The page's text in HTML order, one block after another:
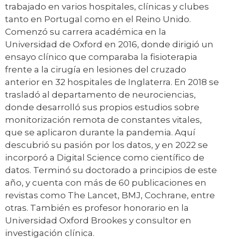
trabajado en varios hospitales, clínicas y clubes
tanto en Portugal como en el Reino Unido.
Comenzó su carrera académica en la
Universidad de Oxford en 2016, donde dirigió un
ensayo clínico que comparaba la fisioterapia
frente a la cirugía en lesiones del cruzado
anterior en 32 hospitales de Inglaterra. En 2018 se
trasladó al departamento de neurociencias,
donde desarrolló sus propios estudios sobre
monitorización remota de constantes vitales,
que se aplicaron durante la pandemia. Aquí
descubrió su pasión por los datos, y en 2022 se
incorporó a Digital Science como científico de
datos. Terminó su doctorado a principios de este
año, y cuenta con más de 60 publicaciones en
revistas como The Lancet, BMJ, Cochrane, entre
otras. También es profesor honorario en la
Universidad Oxford Brookes y consultor en
investigación clínica.